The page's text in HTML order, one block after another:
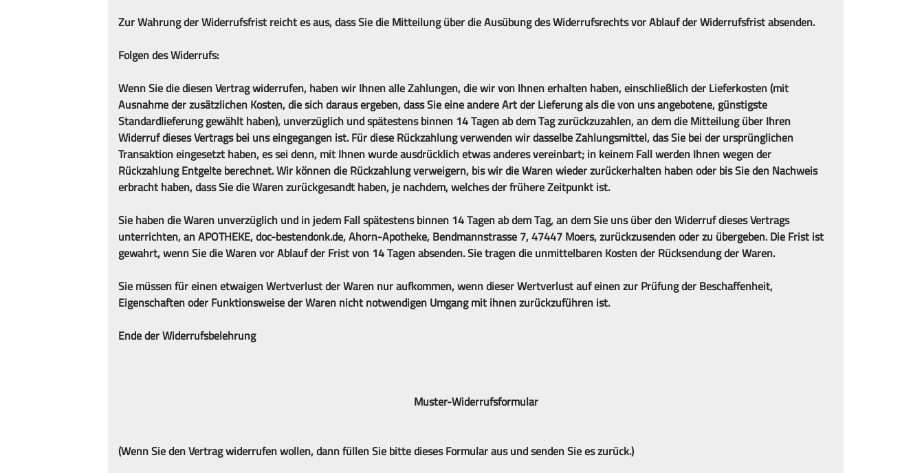
Zur Wahrung der Widerrufsfrist reicht es aus, dass Sie die Mitteilung über die Ausübung des Widerrufsrechts vor Ablauf der Widerrufsfrist absenden.
Folgen des Widerrufs:
Wenn Sie die diesen Vertrag widerrufen, haben wir Ihnen alle Zahlungen, die wir von Ihnen erhalten haben, einschließlich der Lieferkosten (mit
Ausnahme der zusätzlichen Kosten, die sich daraus ergeben, dass Sie eine andere Art der Lieferung als die von uns angebotene, günstigste
Standardlieferung gewählt haben), unverzüglich und spätestens binnen 14 Tagen ab dem Tag zurückzuzahlen, an dem die Mitteilung über Ihren
Widerruf dieses Vertrags bei uns eingegangen ist. Für diese Rückzahlung verwenden wir dasselbe Zahlungsmittel, das Sie bei der ursprünglichen
Transaktion eingesetzt haben, es sei denn, mit Ihnen wurde ausdrücklich etwas anderes vereinbart; in keinem Fall werden Ihnen wegen der
Rückzahlung Entgelte berechnet. Wir können die Rückzahlung verweigern, bis wir die Waren wieder zurückerhalten haben oder bis Sie den Nachweis
erbracht haben, dass Sie die Waren zurückgesandt haben, je nachdem, welches der frühere Zeitpunkt ist.
Sie haben die Waren unverzüglich und in jedem Fall spätestens binnen 14 Tagen ab dem Tag, an dem Sie uns über den Widerruf dieses Vertrags
unterrichten, an APOTHEKE, doc-bestendonk.de, Ahorn-Apotheke, Bendmannstrasse 7, 47447 Moers, zurückzusenden oder zu übergeben. Die Frist ist
gewahrt, wenn Sie die Waren vor Ablauf der Frist von 14 Tagen absenden. Sie tragen die unmittelbaren Kosten der Rücksendung der Waren.
Sie müssen für einen etwaigen Wertverlust der Waren nur aufkommen, wenn dieser Wertverlust auf einen zur Prüfung der Beschaffenheit,
Eigenschaften oder Funktionsweise der Waren nicht notwendigen Umgang mit ihnen zurückzuführen ist.
Ende der Widerrufsbelehrung
Muster-Widerrufsformular
(Wenn Sie den Vertrag widerrufen wollen, dann füllen Sie bitte dieses Formular aus und senden Sie es zurück.)